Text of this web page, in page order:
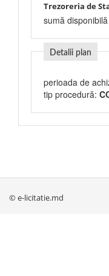
Trezoreria de
sumă disponibilă
Detalii plan
perioada de
tip procedură:
© e-licitatie.md